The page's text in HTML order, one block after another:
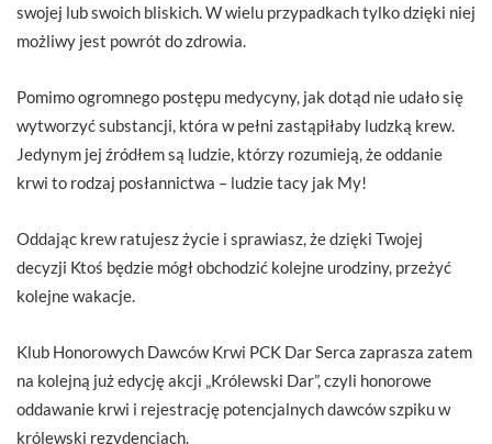
swojej lub swoich bliskich. W wielu przypadkach tylko dzięki niej
możliwy jest powrót do zdrowia.
Pomimo ogromnego postępu medycyny, jak dotąd nie udało się
wytworzyć substancji, która w pełni zastąpiłaby ludzką krew.
Jedynym jej źródłem są ludzie, którzy rozumieją, że oddanie
krwi to rodzaj posłannictwa – ludzie tacy jak My!
Oddając krew ratujesz życie i sprawiasz, że dzięki Twojej
decyzji Ktoś będzie mógł obchodzić kolejne urodziny, przeżyć
kolejne wakacje.
Klub Honorowych Dawców Krwi PCK Dar Serca zaprasza zatem
na kolejną już edycję akcji „Królewski Dar”, czyli honorowe
oddawanie krwi i rejestrację potencjalnych dawców szpiku w
królewski rezydencjach.